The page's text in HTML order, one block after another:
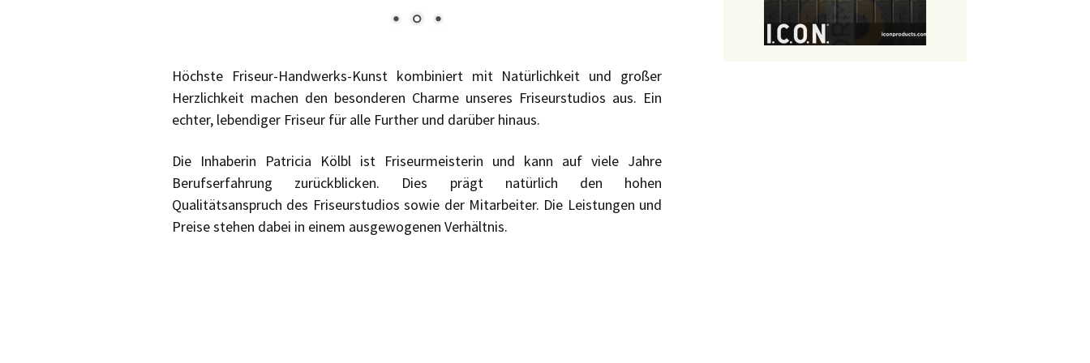
Höchste Friseur-Handwerks-Kunst kombiniert mit Natürlichkeit und großer
Herzlichkeit machen den besonderen Charme unseres Friseurstudios aus. Ein
echter, lebendiger Friseur für alle Further und darüber hinaus.
Die Inhaberin Patricia Kölbl ist Friseurmeisterin und kann auf viele Jahre
Berufserfahrung zurückblicken. Dies prägt natürlich den hohen
Qualitätsanspruch des Friseurstudios sowie der Mitarbeiter. Die Leistungen und
Preise stehen dabei in einem ausgewogenen Verhältnis.